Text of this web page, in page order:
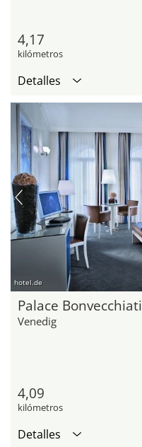
4,17
kilómetros
Detalles
hotel.de
Palace Bonvecchiati
Venedig
4,09
kilómetros
Detalles